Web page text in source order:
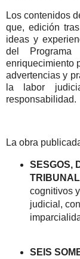
Los contenidos
que, edición
ideas y
del
enriquecimiento
advertencias y
la labor
responsabilidad.
La obra
SESGOS,
cognitivos
judicial,
SEIS